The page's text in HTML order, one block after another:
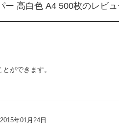
ー 高白色 A4 500枚のレビュ
ができます。
2015年01月24日